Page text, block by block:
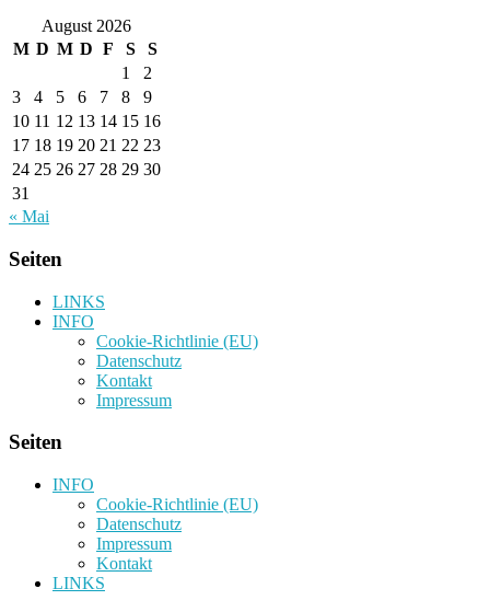
August 2026
M D M D F S
S
1
2
3
4 5 6 7 8
9
10 11 12 13 14 15 16
17 18 19 20 21 22 23
24 25 26 27 28 29 30
31
« Mai
Seiten
LINKS
INFO
Cookie-Richtlinie (EU)
Datenschutz
Kontakt
Impressum
Seiten
INFO
Cookie-Richtlinie (EU)
Datenschutz
Impressum
Kontakt
LINKS